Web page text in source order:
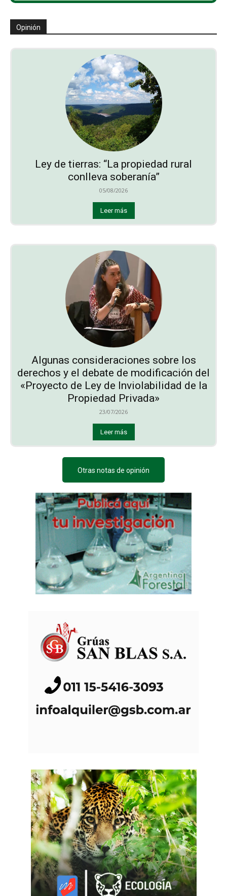
Opinión
Ley de tierras: “La propiedad rural
conlleva soberanía”
05/08/2026
Leer más
Algunas consideraciones sobre los
derechos y el debate de modificación del
«Proyecto de Ley de Inviolabilidad de la
Propiedad Privada»
23/07/2026
Leer más
Otras notas de opinión